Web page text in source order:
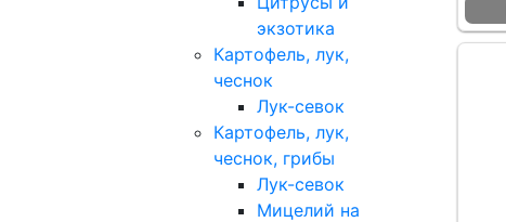
экзотика
Картофель, лук,
чеснок
Лук-севок
Картофель, лук,
чеснок, грибы
Лук-севок
Мицелий на